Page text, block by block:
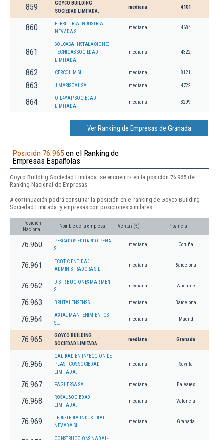
859
GOYCO BUILDING
SOCIEDAD LIMITADA.
mediana 4101
860
FERRETERIA INDUSTRIAL
NEVADA SL
mediana 4684
861
SOLCASA INSTALACIONES
TECNICAS SOCIEDAD
LIMITADA.
mediana 4322
862 CERCOLIM SL mediana 8121
863 J MARISCAL SA mediana 4722
864
OIL4VAP SOCIEDAD
LIMITADA.
mediana 3299
Ver Ranking de Empresas de Granada
Posición 76.965 en el Ranking de
Empresas Españolas
Goyco Building Sociedad Limitada. se encuentra en la posición 76.965 del
Ranking Nacional de Empresas.
A continuación podrá consultar la posición en el ranking de Goyco Building
Sociedad Limitada. y empresas con posiciones similares:
Posición
Nacional
Nombre de la empresa Ventas (€) Provincia
76.960
PESCADOS EDUARDO PENA
SL
mediana Coruña
76.961
ECOTIC ENTIDAD
ADMINISTRADORA S.L.
mediana Barcelona
76.962
DISTRIBUCIONES MAR MEN
S L
mediana Alicante
76.963 BRUTALENSENS S.L. mediana Barcelona
76.964
AXIAL MANTENIMIENTOS
SL.
mediana Madrid
76.965
GOYCO BUILDING
SOCIEDAD LIMITADA.
mediana Granada
76.966
CALIDAD EN INYECCION DE
PLASTICOS SOCIEDAD
LIMITADA.
mediana Sevilla
76.967 PAGUERSA SA mediana Baleares
76.968
ROSAL SOCIEDAD
LIMITADA.
mediana Valencia
76.969
FERRETERIA INDUSTRIAL
NEVADA SL
mediana Granada
CONSTRUCCIONS NADAL-